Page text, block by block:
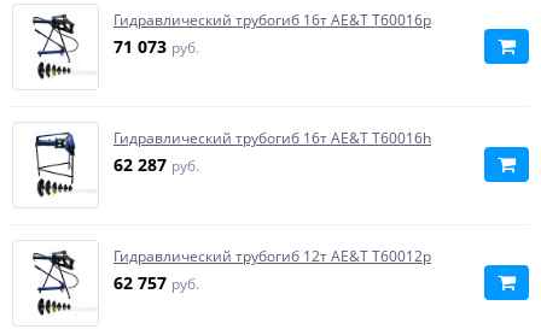
Гидравлический трубогиб 16т AE&T T60016p
71 073 руб.
Гидравлический трубогиб 16т AE&T T60016h
62 287 руб.
Гидравлический трубогиб 12т AE&T T60012p
62 757 руб.